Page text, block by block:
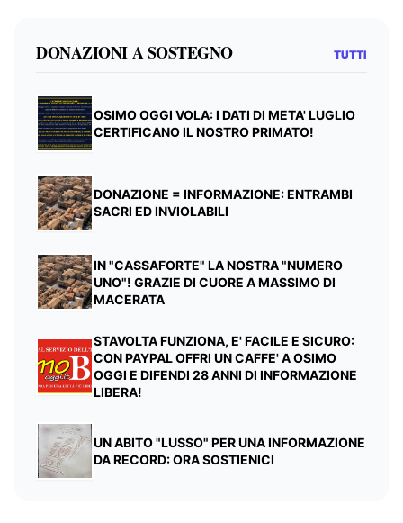
DONAZIONI A SOSTEGNO TUTTI
OSIMO OGGI VOLA: I DATI DI META' LUGLIO
CERTIFICANO IL NOSTRO PRIMATO!
DONAZIONE = INFORMAZIONE: ENTRAMBI
SACRI ED INVIOLABILI
IN "CASSAFORTE" LA NOSTRA "NUMERO
UNO"! GRAZIE DI CUORE A MASSIMO DI
MACERATA
STAVOLTA FUNZIONA, E' FACILE E SICURO:
CON PAYPAL OFFRI UN CAFFE' A OSIMO
OGGI E DIFENDI 28 ANNI DI INFORMAZIONE
LIBERA!
UN ABITO "LUSSO" PER UNA INFORMAZIONE
DA RECORD: ORA SOSTIENICI